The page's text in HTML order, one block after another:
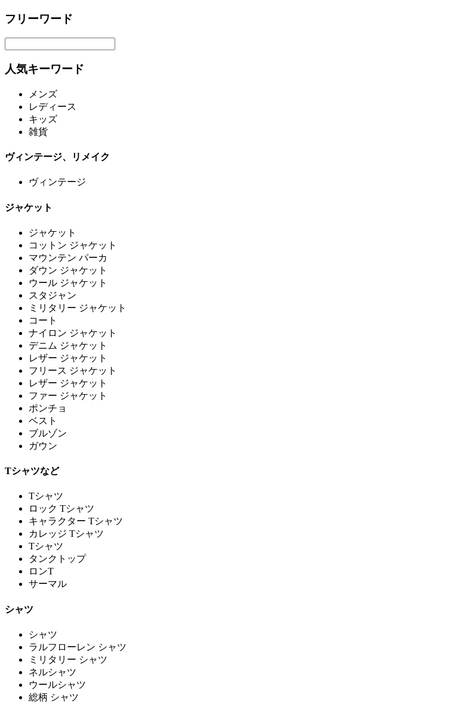
フリーワード
人気キーワード
メンズ
レディース
キッズ
雑貨
ヴィンテージ、リメイク
ヴィンテージ
ジャケット
ジャケット
コットン ジャケット
マウンテン パーカ
ダウン ジャケット
ウール ジャケット
スタジャン
ミリタリー ジャケット
コート
ナイロン ジャケット
デニム ジャケット
レザー ジャケット
フリース ジャケット
レザー ジャケット
ファー ジャケット
ポンチョ
ベスト
ブルゾン
ガウン
Tシャツなど
Tシャツ
ロック Tシャツ
キャラクター Tシャツ
カレッジ Tシャツ
Tシャツ
タンクトップ
ロンT
サーマル
シャツ
シャツ
ラルフローレン シャツ
ミリタリー シャツ
ネルシャツ
ウールシャツ
総柄 シャツ